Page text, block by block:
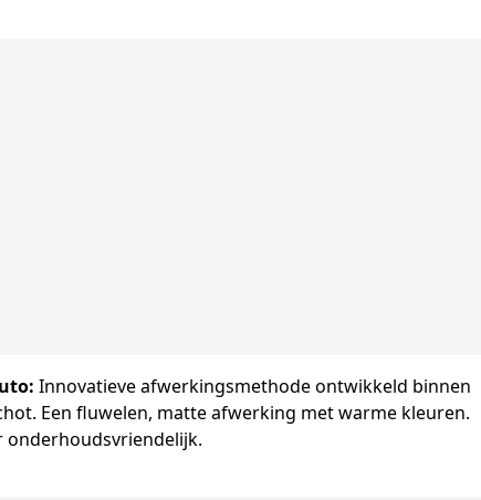
: Innovatieve afwerkingsmethode ontwikkeld binnen
Een fluwelen, matte afwerking met warme kleuren.
onderhoudsvriendelijk.